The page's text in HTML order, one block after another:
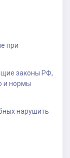
при
законы РФ,
и нормы
нарушить